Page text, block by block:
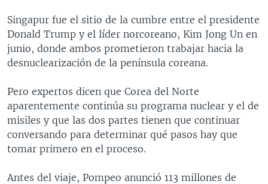
Singapur fue el sitio de la cumbre entre el presidente
Donald Trump y el líder norcoreano, Kim Jong Un en
junio, donde ambos prometieron trabajar hacia la
desnuclearización de la península coreana.
Pero expertos dicen que Corea del Norte
aparentemente continúa su programa nuclear y el de
misiles y que las dos partes tienen que continuar
conversando para determinar qué pasos hay que
tomar primero en el proceso.
Antes del viaje, Pompeo anunció 113 millones de